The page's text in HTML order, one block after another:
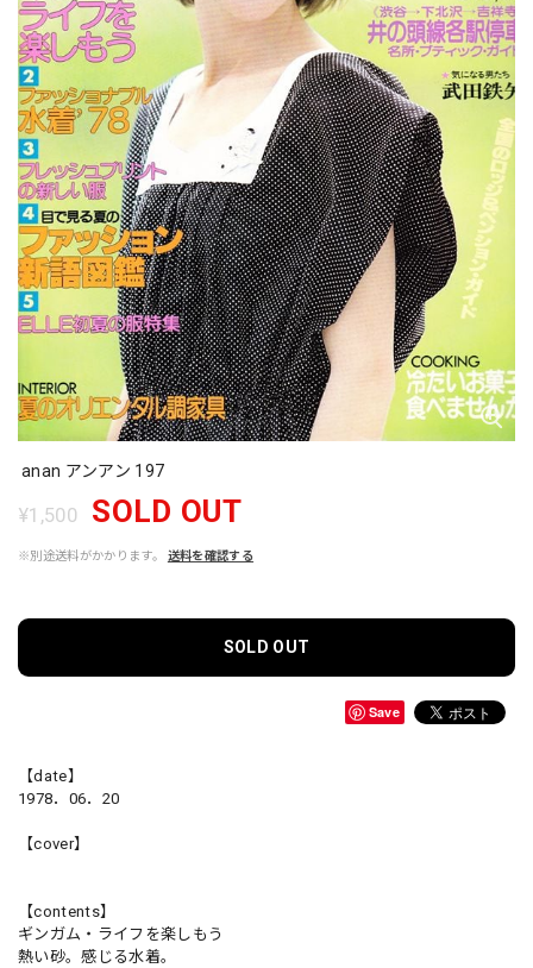
anan アンアン 197
¥1,500 SOLD OUT
※別途送料がかかります。 送料を確認する
SOLD OUT
Save
【date】
1978．06．20
【cover】
【contents】
ギンガム・ライフを楽しもう
熱い砂。感じる水着。